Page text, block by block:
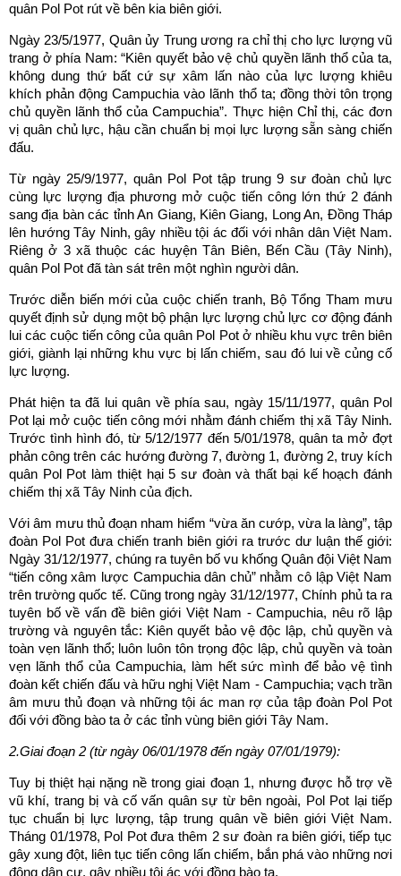
quân Pol Pot rút về bên kia biên giới.
Ngày 23/5/1977, Quân ủy Trung ương ra chỉ thị cho lực lượng vũ
trang ở phía Nam: “Kiên quyết bảo vệ chủ quyền lãnh thổ của ta,
không dung thứ bất cứ sự xâm lấn nào của lực lượng khiêu
khích phản động Campuchia vào lãnh thổ ta; đồng thời tôn trọng
chủ quyền lãnh thổ của Campuchia”. Thực hiện Chỉ thị, các đơn
vị quân chủ lực, hậu cần chuẩn bị mọi lực lượng sẵn sàng chiến
đấu.
Từ ngày 25/9/1977, quân Pol Pot tập trung 9 sư đoàn chủ lực
cùng lực lượng địa phương mở cuộc tiến công lớn thứ 2 đánh
sang địa bàn các tỉnh An Giang, Kiên Giang, Long An, Đồng Tháp
lên hướng Tây Ninh, gây nhiều tội ác đối với nhân dân Việt Nam.
Riêng ở 3 xã thuộc các huyện Tân Biên, Bến Cầu (Tây Ninh),
quân Pol Pot đã tàn sát trên một nghìn người dân.
Trước diễn biến mới của cuộc chiến tranh, Bộ Tổng Tham mưu
quyết định sử dụng một bộ phận lực lượng chủ lực cơ động đánh
lui các cuộc tiến công của quân Pol Pot ở nhiều khu vực trên biên
giới, giành lại những khu vực bị lấn chiếm, sau đó lui về củng cố
lực lượng.
Phát hiện ta đã lui quân về phía sau, ngày 15/11/1977, quân Pol
Pot lại mở cuộc tiến công mới nhằm đánh chiếm thị xã Tây Ninh.
Trước tình hình đó, từ 5/12/1977 đến 5/01/1978, quân ta mở đợt
phản công trên các hướng đường 7, đường 1, đường 2, truy kích
quân Pol Pot làm thiệt hại 5 sư đoàn và thất bại kế hoạch đánh
chiếm thị xã Tây Ninh của địch.
Với âm mưu thủ đoạn nham hiểm “vừa ăn cướp, vừa la làng”, tập
đoàn Pol Pot đưa chiến tranh biên giới ra trước dư luận thế giới:
Ngày 31/12/1977, chúng ra tuyên bố vu khống Quân đội Việt Nam
“tiến công xâm lược Campuchia dân chủ” nhằm cô lập Việt Nam
trên trường quốc tế. Cũng trong ngày 31/12/1977, Chính phủ ta ra
tuyên bố về vấn đề biên giới Việt Nam - Campuchia, nêu rõ lập
trường và nguyên tắc: Kiên quyết bảo vệ độc lập, chủ quyền và
toàn vẹn lãnh thổ; luôn luôn tôn trọng độc lập, chủ quyền và toàn
vẹn lãnh thổ của Campuchia, làm hết sức mình để bảo vệ tình
đoàn kết chiến đấu và hữu nghị Việt Nam - Campuchia; vạch trần
âm mưu thủ đoạn và những tội ác man rợ của tập đoàn Pol Pot
đối với đồng bào ta ở các tỉnh vùng biên giới Tây Nam.
2.Giai đoạn 2 (từ ngày 06/01/1978 đến ngày 07/01/1979):
Tuy bị thiệt hại nặng nề trong giai đoạn 1, nhưng được hỗ trợ về
vũ khí, trang bị và cố vấn quân sự từ bên ngoài, Pol Pot lại tiếp
tục chuẩn bị lực lượng, tập trung quân về biên giới Việt Nam.
Tháng 01/1978, Pol Pot đưa thêm 2 sư đoàn ra biên giới, tiếp tục
gây xung đột, liên tục tiến công lấn chiếm, bắn phá vào những nơi
đông dân cư, gây nhiều tội ác với đồng bào ta.